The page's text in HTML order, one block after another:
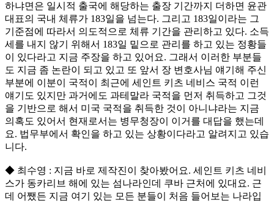
하냐면은 일시적 출국에 해당하는 출장 기간까지 더하면 윤관
대표의 국내 체류가 183일을 넘는다. 그리고 183일이라는 그
기준점에 따라서 의도적으로 체류 기간을 관리하고 있다. 소득
세를 내지 않기 위해서 183일 밑으로 관리를 하고 있는 정황들
이 있다라고 지금 주장을 하고 있어요. 그래서 이러한 부분들
도 지금 좀 논란이 되고 있고 또 앞서 장 변호사님 얘기해 주신
부분에 이분이 국적이 최근에 세인트 키츠 네비스 국적 이런
얘기도 있지만 과거에도 과테말라 국적을 먼저 취득하고 그것
을 기반으로 해서 미국 국적을 취득한 것이 아니냐라는 지금
의혹도 있어서 현재로서는 병무청장이 이거를 대답을 했는데
요. 법무부에서 확인을 하고 있는 상황이다라고 알려지고 있습
니다.
◆ 최수영 : 지금 바로 제작진이 찾아봤어요. 세인트 키츠 네비
스가 동카리브 해에 있는 섬나라인데 쿠바 근처에 있대요. 근
데 어쨌든 지금 여기 있는 모든 분들이 처음 들어보는 나라입